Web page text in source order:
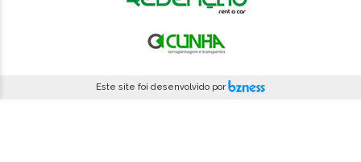
Este site foi desenvolvido por